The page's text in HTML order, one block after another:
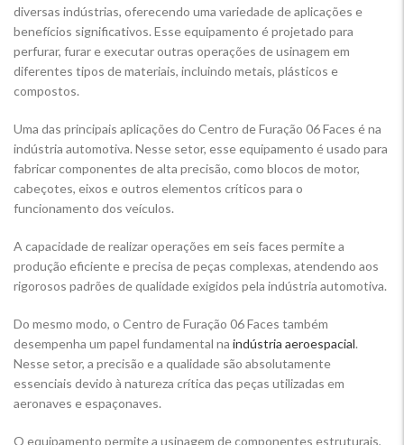
diversas indústrias, oferecendo uma variedade de aplicações e
benefícios significativos. Esse equipamento é projetado para
perfurar, furar e executar outras operações de usinagem em
diferentes tipos de materiais, incluindo metais, plásticos e
compostos.
Uma das principais aplicações do Centro de Furação 06 Faces é na
indústria automotiva. Nesse setor, esse equipamento é usado para
fabricar componentes de alta precisão, como blocos de motor,
cabeçotes, eixos e outros elementos críticos para o
funcionamento dos veículos.
A capacidade de realizar operações em seis faces permite a
produção eficiente e precisa de peças complexas, atendendo aos
rigorosos padrões de qualidade exigidos pela indústria automotiva.
Do mesmo modo, o Centro de Furação 06 Faces também
desempenha um papel fundamental na indústria aeroespacial.
Nesse setor, a precisão e a qualidade são absolutamente
essenciais devido à natureza crítica das peças utilizadas em
aeronaves e espaçonaves.
O equipamento permite a usinagem de componentes estruturais,